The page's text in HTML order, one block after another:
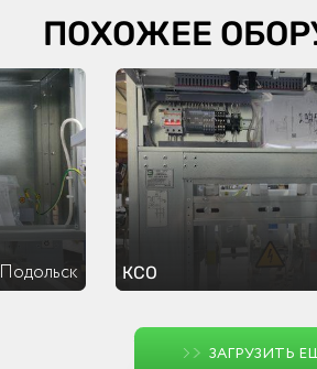
ПОХОЖЕЕ
Подольск КСО
ЗАГРУЗИТЬ